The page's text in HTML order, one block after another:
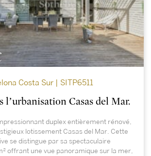
Costa Sur | SITP6511
l’urbanisation Casas del Mar.
duplex entièrement rénové,
lotissement Casas del Mar. Cette
se distingue par sa spectaculaire
offrant une vue panoramique sur la mer,